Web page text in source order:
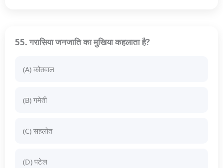
55. गरासिया जनजाति का मुखिया कहलाता है?
(A) कोतवाल
(B) गमेती
(C) सहलोत
(D) पटेल